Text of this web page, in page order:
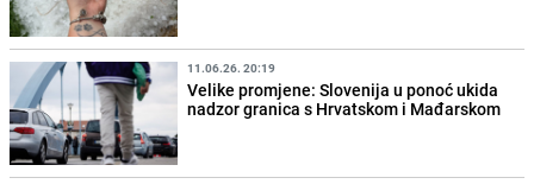
11.06.26. 20:19
Velike promjene: Slovenija u ponoć ukida
nadzor granica s Hrvatskom i Mađarskom